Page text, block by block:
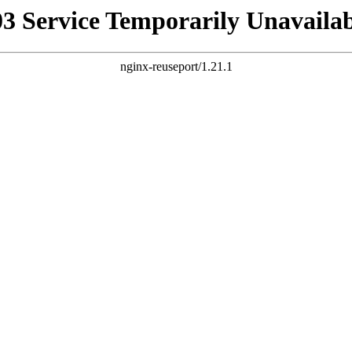
Service Temporarily
nginx-reuseport/1.21.1